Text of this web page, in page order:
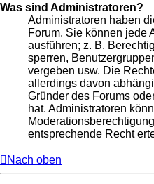
Was sind Administratoren?
Administratoren haben
Forum. Sie können jede
ausführen; z. B.
sperren,
vergeben usw. Die
allerdings davon
Gründer des Forums
hat. Administratoren
entsprechende Recht
Nach oben